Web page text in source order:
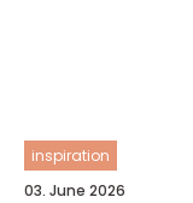
inspiration
03. June 2026